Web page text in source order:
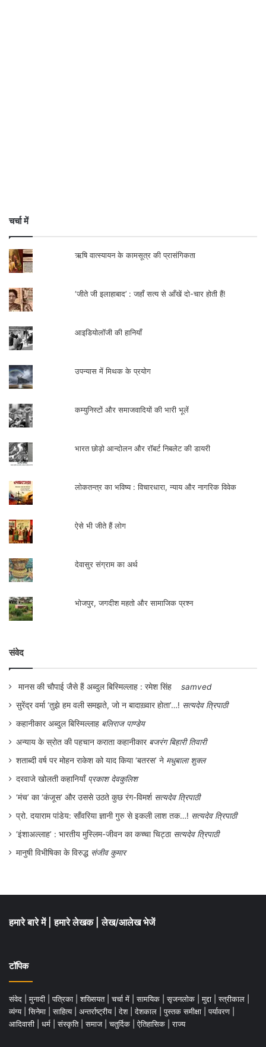
चर्चा में
ऋषि वात्स्यायन के कामसूत्र की प्रासंगिकता
‘जीते जी इलाहाबाद’ : जहाँ सत्य से आँखें दो-चार होती हैं!
आइडियोलॉजी की हानियाँ
उपन्यास में मिथक के प्रयोग
कम्युनिस्टों और समाजवादियों की भारी भूलें
भारत छोड़ो आन्दोलन और रॉबर्ट निबलेट की डायरी
लोकतन्त्र का भविष्य : विचारधारा, न्याय और नागरिक विवेक
ऐसे भी जीते हैं लोग
देवासुर संग्राम का अर्थ
भोजपुर, जगदीश महतो और सामाजिक प्रश्न
संवेद
मानस की चौपाई जैसे हैं अब्दुल बिस्मिल्लाह : रमेश सिंह
samved
सुरेंद्र वर्मा ‘तुझे हम वली समझते, जो न बादाख़्वार होता’…! सत्यदेव त्रिपाठी
कहानीकार अब्दुल बिस्मिल्लाह बलिराज पाण्डेय
अन्याय के स्रोत की पहचान कराता कहानीकार बजरंग बिहारी तिवारी
शताब्दी वर्ष पर मोहन राकेश को याद किया ‘बतरस’ ने मधुबाला शुक्ल
दरवाजे खोलती कहानियाँ प्रकाश देवकुलिश
‘मंच’ का ‘कंजूस’ और उससे उठते कुछ रंग-विमर्श सत्यदेव त्रिपाठी
प्रो. दयाराम पांडेय: साँवरिया ज्ञानी गुरु से इकली लाश तक…! सत्यदेव त्रिपाठी
‘इंशाअल्लाह’ : भारतीय मुस्लिम-जीवन का कच्चा चिट्ठा सत्यदेव त्रिपाठी
मानुषी विभीषिका के विरुद्ध संजीव कुमार
हमारे बारे में हमारे लेखक लेख/आलेख भेजें
टॉपिक
संवेद मुनादी पत्रिका शख्सियत चर्चा में सामयिक सृजनलोक मुद्दा स्त्रीकाल
व्यंग्य
सिनेमा साहित्य अन्तर्राष्ट्रीय देश देशकाल पुस्तक समीक्षा पर्यावरण
आदिवासी
धर्म संस्कृति समाज चतुर्दिक ऐतिहासिक राज्य